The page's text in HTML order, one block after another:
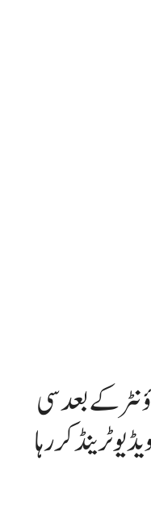
کے بعد سی
ٹرینڈ کر رہا